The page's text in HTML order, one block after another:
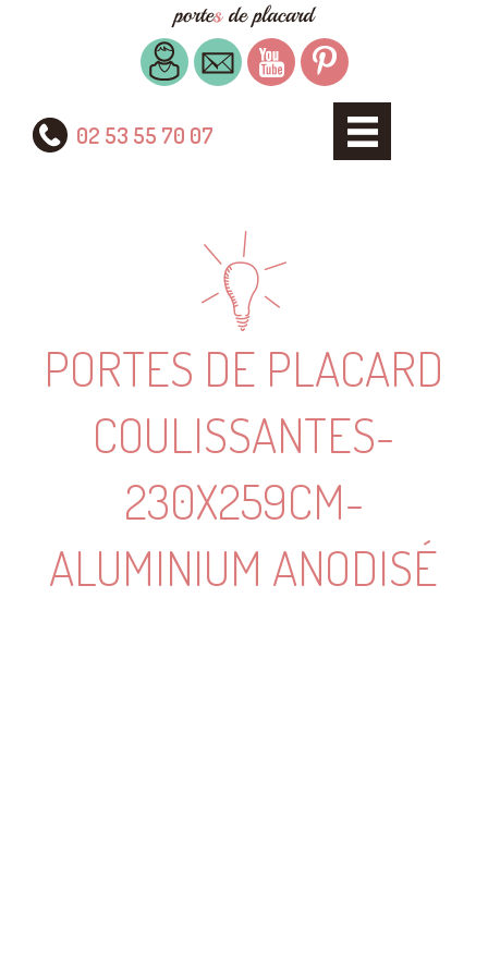
02 53 55 70 07
PORTES DE PLACARD
COULISSANTES-
230X259CM-
ALUMINIUM ANODISÉ